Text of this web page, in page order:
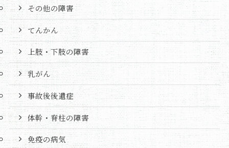
その他の障害
てんかん
上肢・下肢の障害
乳がん
事故後後遺症
体幹・脊柱の障害
免疫の病気